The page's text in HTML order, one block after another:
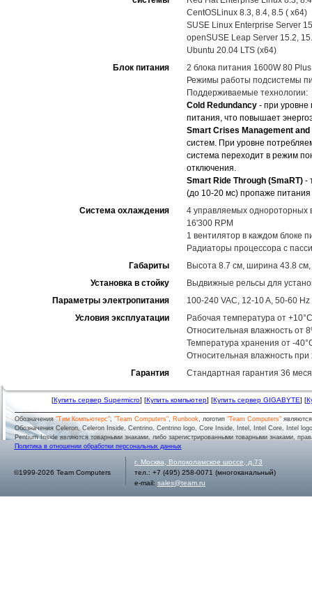
CentOSLinux 8.3, 8.4, 8.5 ( x64)
SUSE Linux Enterprise Server
openSUSE Leap Server 15.2,
Ubuntu 20.04 LTS (x64)
Блок питания
2 блока питания 1600W 80
Режимы работы подсистемы
Поддерживаемые технологии:
Cold Redundancy - при уровне
питания, что повышает
Smart Crises Management
систем. При уровне
система переходит в режим
отключения.
Smart Ride Through (SmaRT) -
(до 10-20 мс) пропаже питания
Система охлаждения
4 управляемых однороторных
16'300 RPM
1 вентилятор в каждом блоке
Радиаторы процессора с
Габариты
Высота 8.7 см, ширина 43.8 см,
Установка в стойку
Выдвижные рельсы для
Параметры электропитания
100-240 VAC, 12-10 A, 50-60 Hz
Условия эксплуатации
Рабочая температура от
Относительная влажность от
Температура хранения от -
Относительная влажность
Гарантия
Стандартная гарантия 36
[Купить сервер Supermicro] [Купить компьютер] [Купить сервер GIGABYTE] [
Обозначения"Тим Компьютерс", "Team Computers", Runbook, логотип "Team Computers"
Обозначения Celeron, Celeron Inside, Centrino, Centrino logo, Core Inside, Intel, Intel Core, Intel
Pentium Inside являются товарными знаками, либо зарегистрированными товарными знаками,
Политика в отношении обработки персональных данных
©1999-2026 Team Computers
г. Москва
Волоколамское шоссе, д.73
тел.: +7 (495) 258-0071 (многоканальный)
e-mail: sales@team.ru